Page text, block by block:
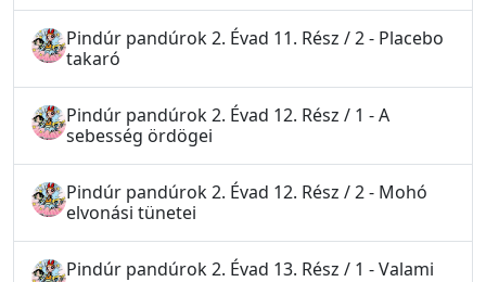
Pindúr pandúrok 2. Évad 11. Rész / 2 - Placebo
takaró
Pindúr pandúrok 2. Évad 12. Rész / 1 - A
sebesség ördögei
Pindúr pandúrok 2. Évad 12. Rész / 2 - Mohó
elvonási tünetei
Pindúr pandúrok 2. Évad 13. Rész / 1 - Valami